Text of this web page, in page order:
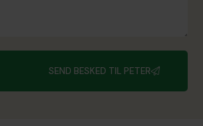
SEND BESKED TIL PETER